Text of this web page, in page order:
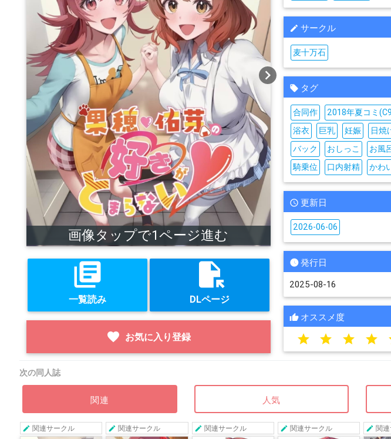
chevron_right
画像タップで1ページ進む
library_books
一覧読み
file_open
DLページ
favorite お気に入り登録
サークル
麦十万石
タグ
合同作 2018年夏コミ
浴衣
巨乳 妊娠 日焼
バック
おしっこ お風
騎乗位
口内射精 かわ
更新日
2026-06-06
発行日
2025-08-16
オススメ度
star star star star
次の同人誌
関連 人気
関連サークル 関連サークル 関連サークル 関連サークル 関